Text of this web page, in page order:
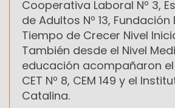
Cooperativa Laboral Nº 3,
de Adultos Nº 13,
Tiempo de Crecer Nivel
También desde el Nivel
educación acompañaron el
CET Nº 8, CEM 149 y el
Catalina.